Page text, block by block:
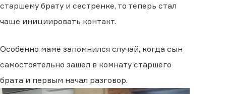
старшему брату и сестренке, то теперь стал
чаще инициировать контакт.
Особенно маме запомнился случай, когда сын
самостоятельно зашел в комнату старшего
брата и первым начал разговор.